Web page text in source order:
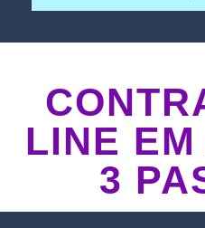
LINE
3